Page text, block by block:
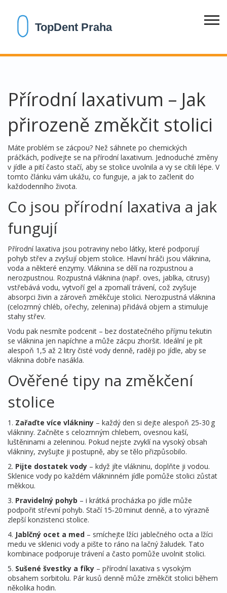
Přírodní laxativum – Jak
přirozeně změkčit stolici
Máte problém se zácpou? Než sáhnete po chemických
práčkách, podívejte se na přírodní laxativum. Jednoduché změny
v jídle a pití často stačí, aby se stolice uvolnila a vy se cítili lépe. V
tomto článku vám ukážu, co funguje, a jak to začlenit do
každodenního života.
Co jsou přírodní laxativa a jak
fungují
Přírodní laxativa jsou potraviny nebo látky, které podporují
pohyb střev a zvyšují objem stolice. Hlavní hráči jsou vláknina,
voda a některé enzymy. Vláknina se dělí na rozpustnou a
nerozpustnou. Rozpustná vláknina (např. oves, jablka, citrusy)
vstřebává vodu, vytvoří gel a zpomalí trávení, což zvyšuje
absorpci živin a zároveň změkčuje stolici. Nerozpustná vláknina
(celozrnný chléb, ořechy, zelenina) přidává objem a stimuluje
stahy střev.
Vodu pak nesmíte podcenit – bez dostatečného příjmu tekutin
se vláknina jen napíchne a může zácpu zhoršit. Ideální je pít
alespoň 1,5 až 2 litry čisté vody denně, raději po jídle, aby se
vláknina dobře nasákla.
Ověřené tipy na změkčení
stolice
1. Zařaďte více vlákniny – každý den si dejte alespoň 25‑30 g
vlákniny. Začněte s celozrnným chlebem, ovesnou kaší,
luštěninami a zeleninou. Pokud nejste zvyklí na vysoký obsah
vlákniny, zvyšujte ji postupně, aby se tělo přizpůsobilo.
2. Pijte dostatek vody – když jíte vlákninu, doplňte ji vodou.
Sklenice vody po každém vlákninném jídle pomůže stolici zůstat
měkkou.
3. Pravidelný pohyb – i krátká procházka po jídle může
podpořit střevní pohyb. Stačí 15‑20 minut denně, a to výrazně
zlepší konzistenci stolice.
4. Jablčný ocet a med – smíchejte lžíci jablečného octa a lžíci
medu ve sklenici vody a pište to ráno na lačný žaludek. Tato
kombinace podporuje trávení a často pomůže uvolnit stolici.
5. Sušené švestky a fíky – přírodní laxativa s vysokým
obsahem sorbitolu. Pár kusů denně může změkčit stolici během
několika hodin.